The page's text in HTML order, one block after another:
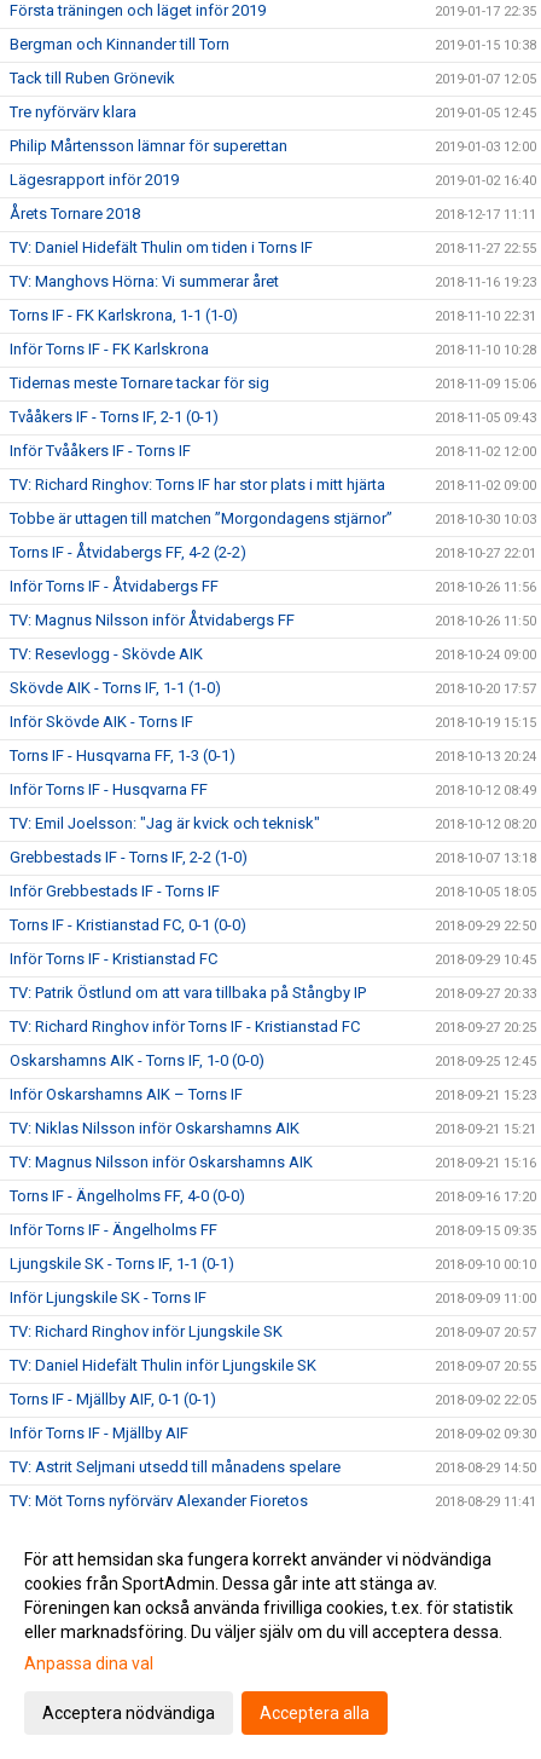
Första träningen och läget inför 2019 2019-01-17 22:35
Bergman och Kinnander till Torn 2019-01-15 10:38
Tack till Ruben Grönevik 2019-01-07 12:05
Tre nyförvärv klara 2019-01-05 12:45
Philip Mårtensson lämnar för superettan 2019-01-03 12:00
Lägesrapport inför 2019 2019-01-02 16:40
Årets Tornare 2018 2018-12-17 11:11
TV: Daniel Hidefält Thulin om tiden i Torns IF 2018-11-27 22:55
TV: Manghovs Hörna: Vi summerar året 2018-11-16 19:23
Torns IF - FK Karlskrona, 1-1 (1-0) 2018-11-10 22:31
Inför Torns IF - FK Karlskrona 2018-11-10 10:28
Tidernas meste Tornare tackar för sig 2018-11-09 15:06
Tvååkers IF - Torns IF, 2-1 (0-1) 2018-11-05 09:43
Inför Tvååkers IF - Torns IF 2018-11-02 12:00
TV: Richard Ringhov: Torns IF har stor plats i mitt hjärta 2018-11-02 09:00
Tobbe är uttagen till matchen ”Morgondagens stjärnor” 2018-10-30 10:03
Torns IF - Åtvidabergs FF, 4-2 (2-2) 2018-10-27 22:01
Inför Torns IF - Åtvidabergs FF 2018-10-26 11:56
TV: Magnus Nilsson inför Åtvidabergs FF 2018-10-26 11:50
TV: Resevlogg - Skövde AIK 2018-10-24 09:00
Skövde AIK - Torns IF, 1-1 (1-0) 2018-10-20 17:57
Inför Skövde AIK - Torns IF 2018-10-19 15:15
Torns IF - Husqvarna FF, 1-3 (0-1) 2018-10-13 20:24
Inför Torns IF - Husqvarna FF 2018-10-12 08:49
TV: Emil Joelsson: "Jag är kvick och teknisk" 2018-10-12 08:20
Grebbestads IF - Torns IF, 2-2 (1-0) 2018-10-07 13:18
Inför Grebbestads IF - Torns IF 2018-10-05 18:05
Torns IF - Kristianstad FC, 0-1 (0-0) 2018-09-29 22:50
Inför Torns IF - Kristianstad FC 2018-09-29 10:45
TV: Patrik Östlund om att vara tillbaka på Stångby IP 2018-09-27 20:33
TV: Richard Ringhov inför Torns IF - Kristianstad FC 2018-09-27 20:25
Oskarshamns AIK - Torns IF, 1-0 (0-0) 2018-09-25 12:45
Inför Oskarshamns AIK – Torns IF 2018-09-21 15:23
TV: Niklas Nilsson inför Oskarshamns AIK 2018-09-21 15:21
TV: Magnus Nilsson inför Oskarshamns AIK 2018-09-21 15:16
Torns IF - Ängelholms FF, 4-0 (0-0) 2018-09-16 17:20
Inför Torns IF - Ängelholms FF 2018-09-15 09:35
Ljungskile SK - Torns IF, 1-1 (0-1) 2018-09-10 00:10
Inför Ljungskile SK - Torns IF 2018-09-09 11:00
TV: Richard Ringhov inför Ljungskile SK 2018-09-07 20:57
TV: Daniel Hidefält Thulin inför Ljungskile SK 2018-09-07 20:55
Torns IF - Mjällby AIF, 0-1 (0-1) 2018-09-02 22:05
Inför Torns IF - Mjällby AIF 2018-09-02 09:30
TV: Astrit Seljmani utsedd till månadens spelare 2018-08-29 14:50
TV: Möt Torns nyförvärv Alexander Fioretos 2018-08-29 11:41
Inför Eskilsminne IF - Torns IF 2018-08-25 18:55
Torns IF - IFK Göteborg, 0-4 (0-1) 2018-08-24 00:10
Inför Torns IF - IFK Göteborg 2018-08-23 10:15
Publikinfo inför Torns IF - IFK Göteborg
Biljetter till Svenska Cupen mot IFK Göteborg
TV: Möt Torns senaste nyförvärv - Emil Joelsson
För att hemsidan ska fungera korrekt använder vi nödvändiga
cookies från SportAdmin. Dessa går inte att stänga av.
Föreningen kan också använda frivilliga cookies, t.ex. för statistik
eller marknadsföring. Du väljer själv om du vill acceptera dessa.
Anpassa dina val
Acceptera nödvändiga Acceptera alla